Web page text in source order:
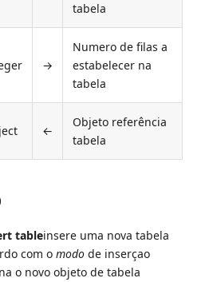
tabela
→
Numero de filas a
estabelecer na
tabela
←
Objeto referência
tabela
tableinsere uma nova tabela
com omodo de inserçao
o novo objeto de tabela